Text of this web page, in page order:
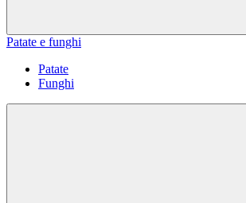
Patate e funghi
Patate
Funghi